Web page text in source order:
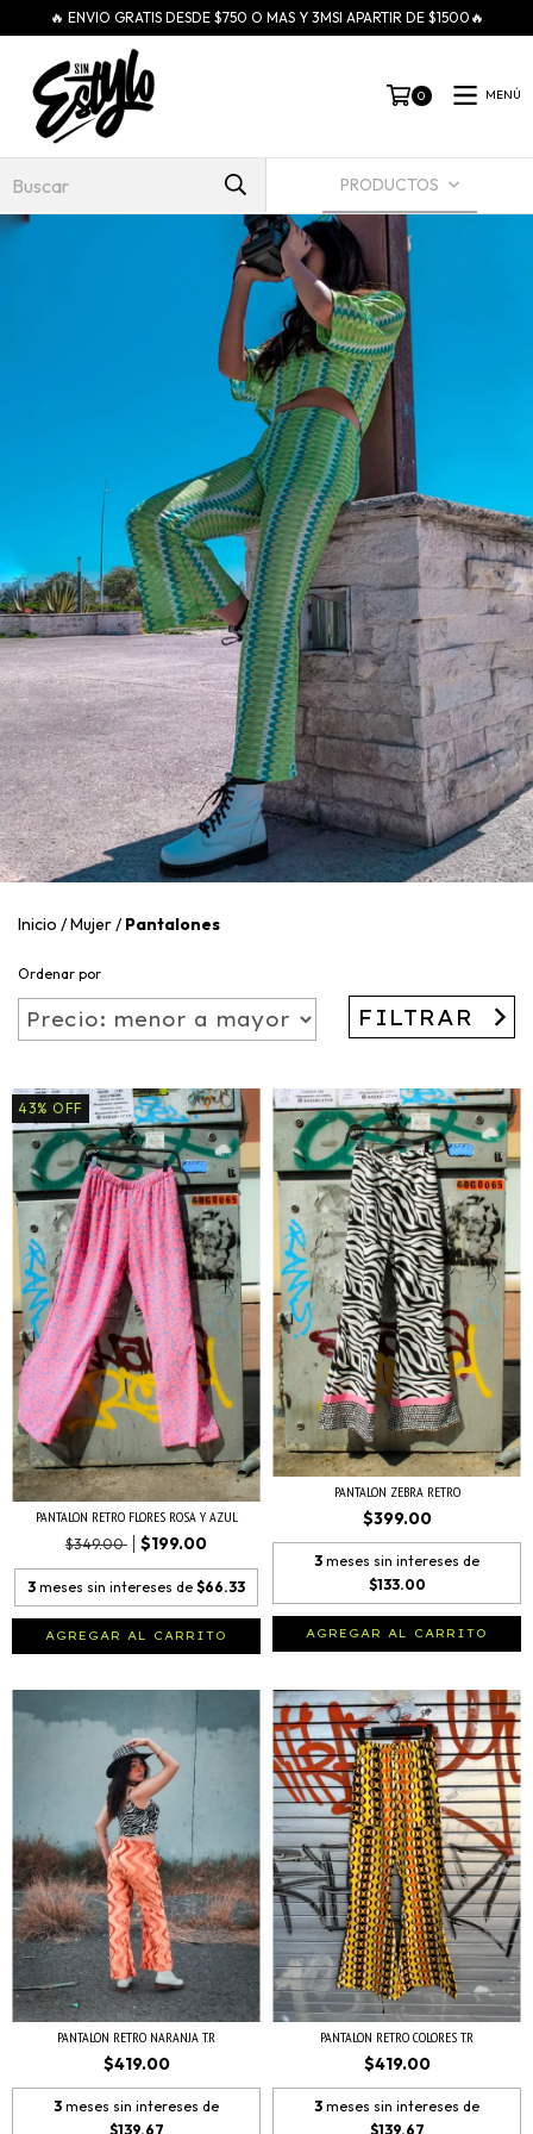
🔥 ENVIO GRATIS DESDE $750 O MAS Y 3MSI APARTIR DE $1500🔥
0 MENÚ
PRODUCTOS
Inicio /Mujer/ Pantalones
Ordenar por
FILTRAR
43% OFF
PANTALON RETRO FLORES ROSA Y AZUL
$349.00
$199.00
3 meses sin intereses de $66.33
AGREGAR AL CARRITO
PANTALON ZEBRA RETRO
$399.00
3 meses sin intereses de
$133.00
AGREGAR AL CARRITO
PANTALON RETRO NARANJA T.R
$419.00
3 meses sin intereses de
$139.67
PANTALON RETRO COLORES T.R
$419.00
3 meses sin intereses de
$139.67